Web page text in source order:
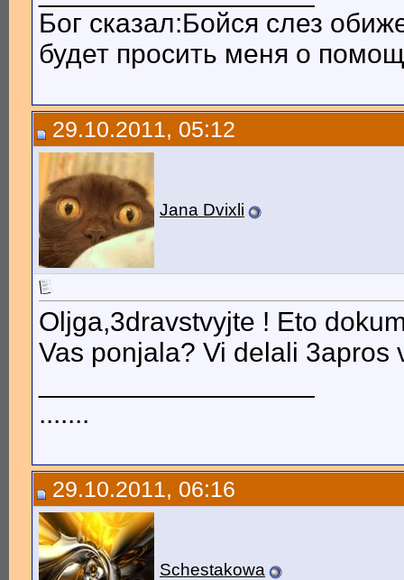
Бог сказал:Бойся слез
будет просить меня о
29.10.2011, 05:12
Jana Dvixli
Oljga,3dravstvyjte ! Eto
Vas ponjala? Vi delali 3apros
.......
29.10.2011, 06:16
Schestakowa